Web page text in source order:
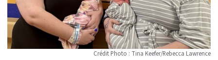
Crédit Photo : Tina Keefer/Rebecca Lawrence